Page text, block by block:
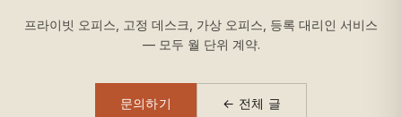
프라이빗 오피스, 고정 데스크, 가상 오피스, 등록 대리인 서비스
— 모두 월 단위 계약.
문의하기 ← 전체 글